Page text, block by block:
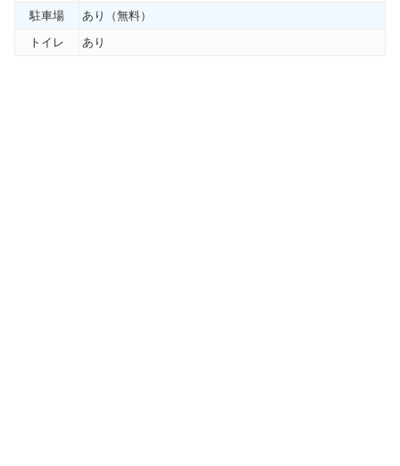
駐車場
あり（無料）
トイレ
あり